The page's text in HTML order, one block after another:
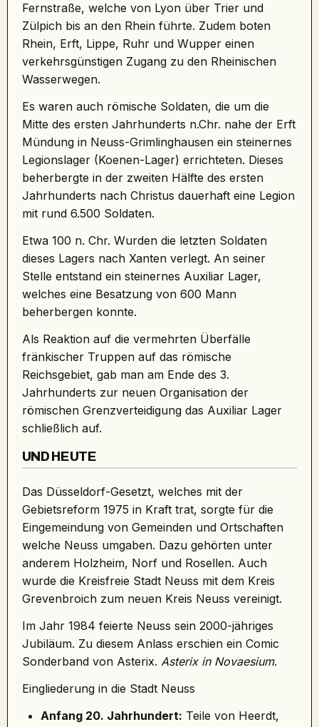
Fernstraße, welche von Lyon über Trier und
Zülpich bis an den Rhein führte. Zudem boten
Rhein, Erft, Lippe, Ruhr und Wupper einen
verkehrsgünstigen Zugang zu den Rheinischen
Wasserwegen.
Es waren auch römische Soldaten, die um die
Mitte des ersten Jahrhunderts n.Chr. nahe der Erft
Mündung in Neuss-Grimlinghausen ein steinernes
Legionslager (Koenen-Lager) errichteten. Dieses
beherbergte in der zweiten Hälfte des ersten
Jahrhunderts nach Christus dauerhaft eine Legion
mit rund 6.500 Soldaten.
Etwa 100 n. Chr. Wurden die letzten Soldaten
dieses Lagers nach Xanten verlegt. An seiner
Stelle entstand ein steinernes Auxiliar Lager,
welches eine Besatzung von 600 Mann
beherbergen konnte.
Als Reaktion auf die vermehrten Überfälle
fränkischer Truppen auf das römische
Reichsgebiet, gab man am Ende des 3.
Jahrhunderts zur neuen Organisation der
römischen Grenzverteidigung das Auxiliar Lager
schließlich auf.
UND HEUTE
Das Düsseldorf-Gesetzt, welches mit der
Gebietsreform 1975 in Kraft trat, sorgte für die
Eingemeindung von Gemeinden und Ortschaften
welche Neuss umgaben. Dazu gehörten unter
anderem Holzheim, Norf und Rosellen. Auch
wurde die Kreisfreie Stadt Neuss mit dem Kreis
Grevenbroich zum neuen Kreis Neuss vereinigt.
Im Jahr 1984 feierte Neuss sein 2000-jähriges
Jubiläum. Zu diesem Anlass erschien ein Comic
Sonderband von Asterix. Asterix in Novaesium.
Eingliederung in die Stadt Neuss
Anfang 20. Jahrhundert: Teile von Heerdt,